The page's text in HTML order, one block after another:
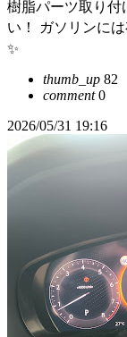
樹脂パーツ取り付
い！ ガソリンに
✨
thumb_up 82
comment0
2026/05/31 19:16